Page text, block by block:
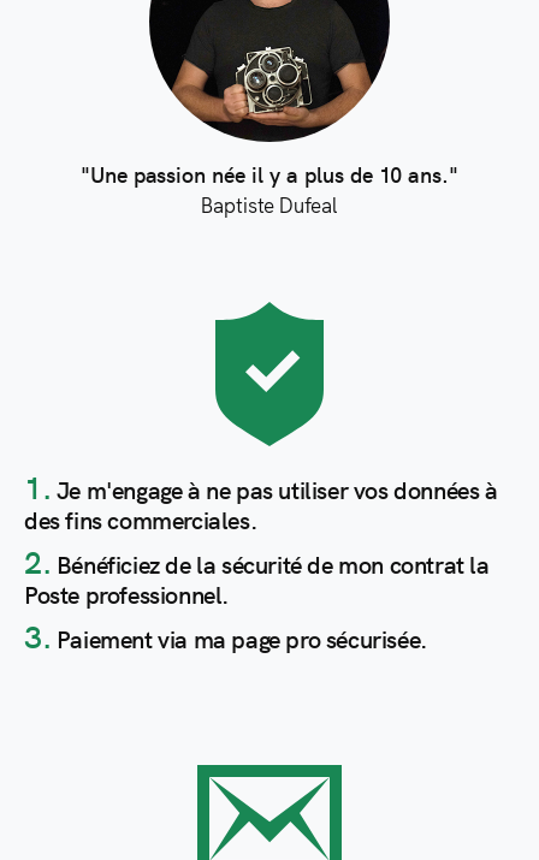
"Une passion née il y a plus de 10 ans."
Baptiste Dufeal
1. Je m'engage à ne pas utiliser vos données à
des fins commerciales.
2. Bénéficiez de la sécurité de mon contrat la
Poste professionnel.
3. Paiement via ma page pro sécurisée.